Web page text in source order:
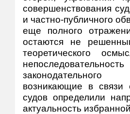
совершенствования
и частно-публичного
еще полного
остаются не
теоретического
возникающие в связи
судов определили
актуальность